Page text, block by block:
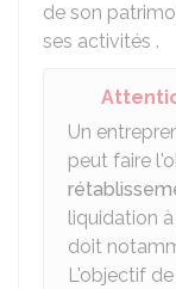
de son
ses activités .
Un
peut faire
liquidation
doit
L'objectif